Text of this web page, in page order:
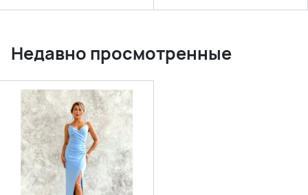
Недавно просмотренные